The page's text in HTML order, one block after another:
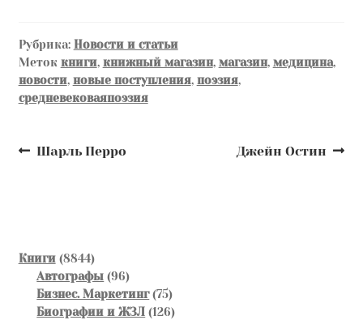
Рубрика: Новости и статьи
Меток книги, книжный магазин, магазин, медицина,
новости, новые поступления, поэзия,
средневековаяпоэзия
Навигация
Предыдущая
Шарль Перро
Следующая
Джейн Остин
Книги 88448844
товара
Автографы 9696
товаров
Бизнес. Маркетинг 7575
товаров
Биографии и ЖЗЛ 126126